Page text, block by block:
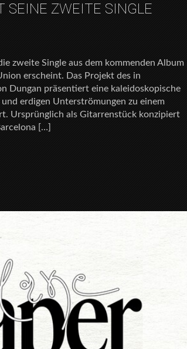
SEINE ZWEITE SINGLE
zweite Single aus dem kommenden Album
erscheint. Das Projekt des in
Dungan präsentiert eine kaleidoskopische
erdigen Unterströmungen zu einem
Ursprünglich als Gitarrenstück konzipiert
[…]